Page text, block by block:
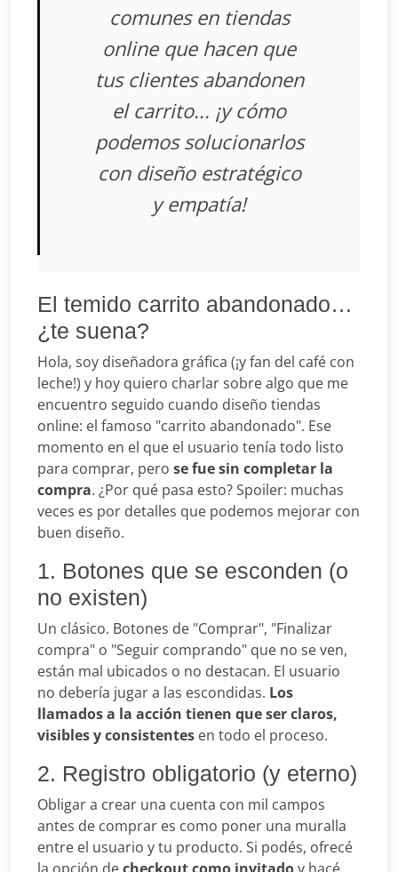
comunes en tiendas
online que hacen que
tus clientes abandonen
el carrito... ¡y cómo
podemos solucionarlos
con diseño estratégico
y empatía!
El temido carrito abandonado…
¿te suena?
Hola, soy diseñadora gráfica (¡y fan del café con
leche!) y hoy quiero charlar sobre algo que me
encuentro seguido cuando diseño tiendas
online: el famoso "carrito abandonado". Ese
momento en el que el usuario tenía todo listo
para comprar, pero se fue sin completar la
compra. ¿Por qué pasa esto? Spoiler: muchas
veces es por detalles que podemos mejorar con
buen diseño.
1. Botones que se esconden (o
no existen)
Un clásico. Botones de "Comprar", "Finalizar
compra" o "Seguir comprando" que no se ven,
están mal ubicados o no destacan. El usuario
no debería jugar a las escondidas. Los
llamados a la acción tienen que ser claros,
visibles y consistentes en todo el proceso.
2. Registro obligatorio (y eterno)
Obligar a crear una cuenta con mil campos
antes de comprar es como poner una muralla
entre el usuario y tu producto. Si podés, ofrecé